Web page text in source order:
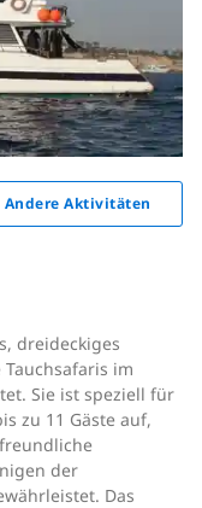
Andere Aktivitäten
dreideckiges
im
Sie ist speziell für
zu 11 Gäste auf,
der
Das